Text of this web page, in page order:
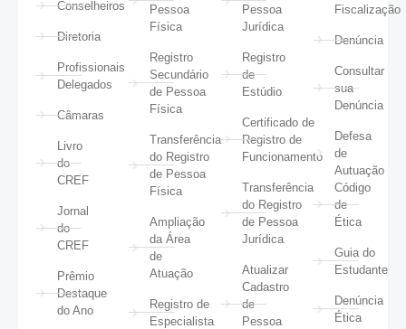
Conselheiros
Diretoria
Profissionais
Delegados
Câmaras
Livro
do
CREF
Jornal
do
CREF
Prêmio
Destaque
do Ano
Pessoa
Física
Registro
Secundário
de Pessoa
Física
Transferência
do Registro
de Pessoa
Física
Ampliação
da Área
de
Atuação
Registro de
Especialista
Pessoa
Jurídica
Registro
de
Estúdio
Certificado de
Registro de
Funcionamento
Transferência
do Registro
de Pessoa
Jurídica
Atualizar
Cadastro
de
Pessoa
Fiscalização
Denúncia
Consultar
sua
Denúncia
Defesa
de
Autuação
Código
de
Ética
Guia do
Estudante
Denúncia
Ética